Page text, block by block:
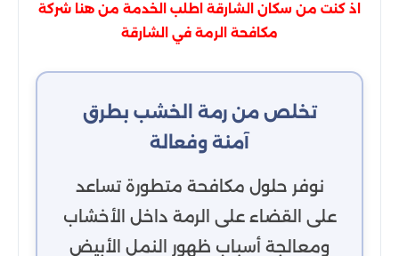
اذ كنت من سكان الشارقة اطلب الخدمة من هنا شركة
مكافحة الرمة في الشارقة
تخلص من رمة الخشب بطرق
آمنة وفعالة
نوفر حلول مكافحة متطورة تساعد
على القضاء على الرمة داخل الأخشاب
ومعالجة أسباب ظهور النمل الأبيض